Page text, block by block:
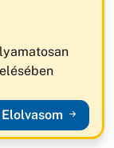
Elolvasom